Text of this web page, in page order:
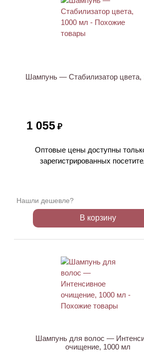
Шампунь — Стабилизатор цвета,
1 055 ₽
Оптовые цены доступны
зарегистрированных
Нашли дешевле?
В корзину
Шампунь для волос —
очищение, 1000 мл